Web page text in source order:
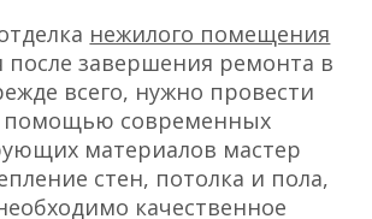
нежилого помещения
после завершения ремонта в
всего, нужно провести
помощью современных
материалов мастер
стен, потолка и пола,
качественное